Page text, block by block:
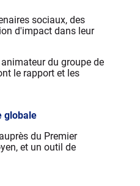
sociaux, des
d'impact dans leur
du groupe de
le rapport et les
globale
du Premier
et un outil de